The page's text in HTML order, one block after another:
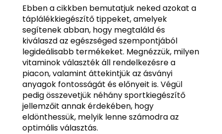
Ebben a cikkben bemutatjuk neked azokat a
táplálékkiegészítő tippeket, amelyek
segítenek abban, hogy megtaláld és
kiválaszd az egészséged szempontjából
legideálisabb termékeket. Megnézzük, milyen
vitaminok választék áll rendelkezésre a
piacon, valamint áttekintjük az ásványi
anyagok fontosságát és előnyeit is. Végül
pedig összevetjük néhány sportkiegészítő
jellemzőit annak érdekében, hogy
eldönthessük, melyik lenne számodra az
optimális választás.